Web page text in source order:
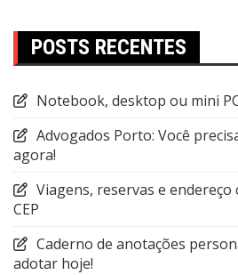
POSTS RECENTES
Notebook, desktop ou mini
Advogados Porto: Você
agora!
Viagens, reservas e
CEP
Caderno de anotações
adotar hoje!